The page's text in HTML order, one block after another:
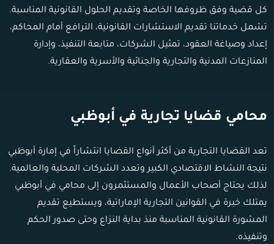
كل قضية وفق ظروفها الخاصة وتقديم الحلول القانونية المناسبة.
تشمل خدماتنا تقديم الاستشارات القانونية، الترافع أمام المحاكم،
إعداد وصياغة العقود، تمثيل الشركات، متابعة التنفيذ، وإدارة
المنازعات المدنية والتجارية والجنائية والأسرية والعقارية.
محامي قضايا تجارية في أبوظبي
تعد القضايا التجارية من أكثر أنواع القضايا انتشاراً في إمارة أبوظبي
نتيجة النشاط الاقتصادي الكبير وتعدد الشركات المحلية والعالمية.
لذلك يحتاج أصحاب الأعمال والمستثمرون إلى محامي في أبوظبي
يمتلك خبرة في القوانين التجارية الإماراتية، ويستطيع تقديم
المشورة القانونية المناسبة منذ بداية النزاع وحتى صدور الحكم
وتنفيذه.